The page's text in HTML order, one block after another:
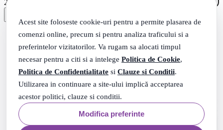
Acest site foloseste cookie-uri pentru a permite plasarea de
comenzi online, precum si pentru analiza traficului si a
preferintelor vizitatorilor. Va rugam sa alocati timpul
necesar pentru a citi si a intelege Politica de Cookie,
Politica de Confidentialitate si Clauze si Conditii.
Utilizarea in continuare a site-ului implică acceptarea
acestor politici, clauze si conditii.
Modifica preferinte
21